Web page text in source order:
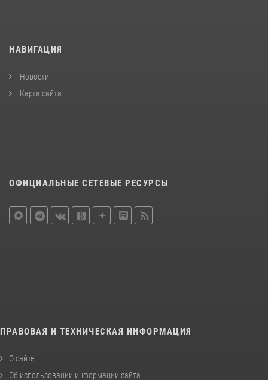
НАВИГАЦИЯ
Новости
Карта сайта
ОФИЦИАЛЬНЫЕ СЕТЕВЫЕ РЕСУРСЫ
ПРАВОВАЯ И ТЕХНИЧЕСКАЯ ИНФОРМАЦИЯ
О сайте
Об использовании информации сайта